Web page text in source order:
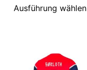
Ausführung wählen